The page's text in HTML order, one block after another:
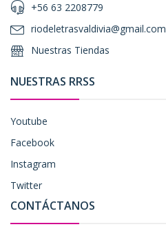
+56 63 2208779
riodeletrasvaldivia@gmail.com
Nuestras Tiendas
NUESTRAS RRSS
Youtube
Facebook
Instagram
Twitter
CONTÁCTANOS